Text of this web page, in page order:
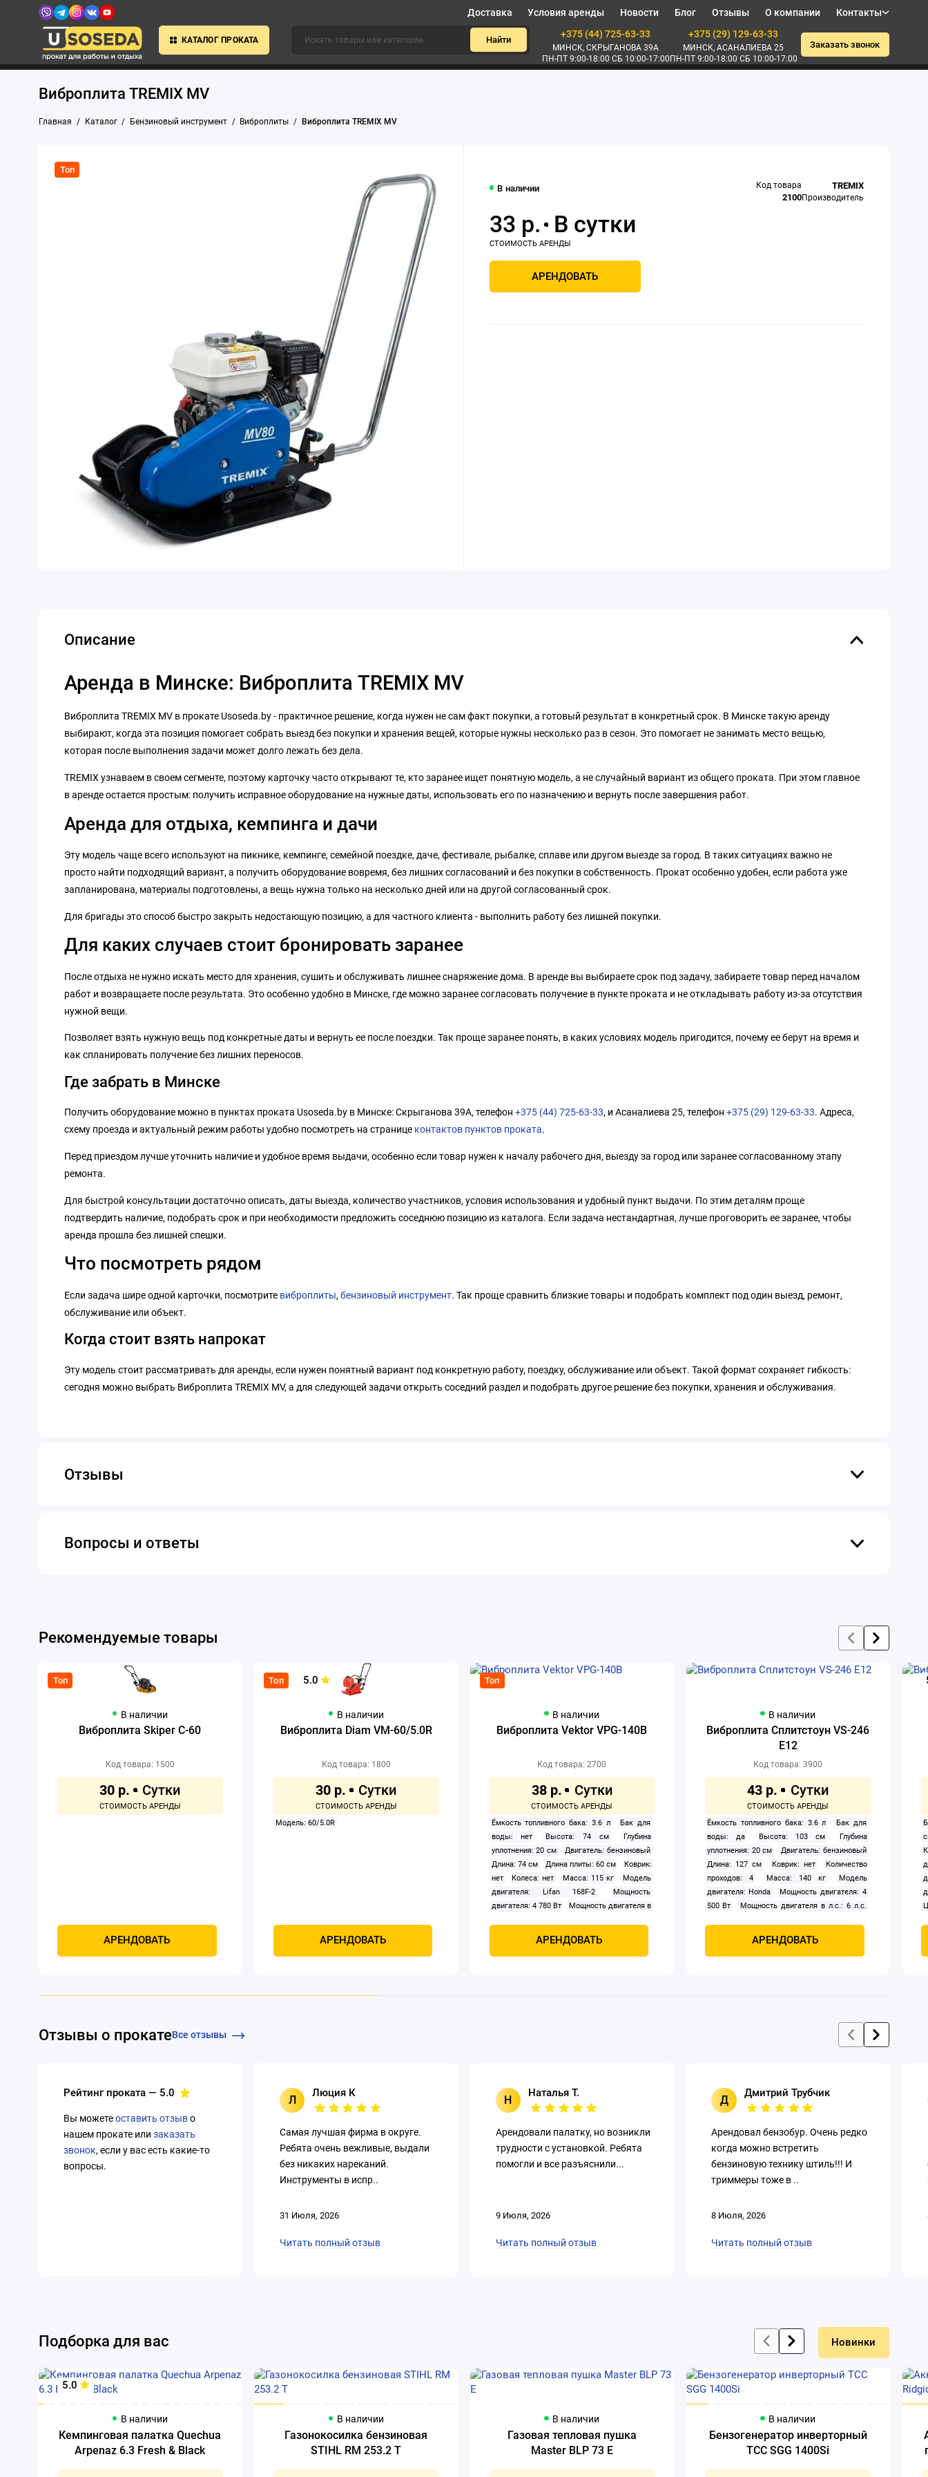
Доставка Условия аренды Новости Блог Отзывы О компании Контакты
КАТАЛОГ ПРОКАТА Найти
+375 (44) 725-63-33
МИНСК, СКРЫГАНОВА 39А
ПН-ПТ 9:00-18:00 СБ 10:00-17:00
+375 (29) 129-63-33
МИНСК, АСАНАЛИЕВА 25
ПН-ПТ 9:00-18:00 СБ 10:00-17:00
Заказать звонок
Виброплита TREMIX MV
Главная Каталог Бензиновый инструмент Виброплиты Виброплита TREMIX MV
Топ
В наличии
Код товара
2100
TREMIX
Производитель
33 р.
АРЕНДОВАТЬ
Описание
Аренда в Минске: Виброплита TREMIX MV
Виброплита TREMIX MV в прокате Usoseda.by - практичное решение, когда нужен не сам факт покупки, а готовый результат в конкретный срок. В Минске такую аренду
выбирают, когда эта позиция помогает собрать выезд без покупки и хранения вещей, которые нужны несколько раз в сезон. Это помогает не занимать место вещью,
которая после выполнения задачи может долго лежать без дела.
TREMIX узнаваем в своем сегменте, поэтому карточку часто открывают те, кто заранее ищет понятную модель, а не случайный вариант из общего проката. При этом главное
в аренде остается простым: получить исправное оборудование на нужные даты, использовать его по назначению и вернуть после завершения работ.
Аренда для отдыха, кемпинга и дачи
Эту модель чаще всего используют на пикнике, кемпинге, семейной поездке, даче, фестивале, рыбалке, сплаве или другом выезде за город. В таких ситуациях важно не
просто найти подходящий вариант, а получить оборудование вовремя, без лишних согласований и без покупки в собственность. Прокат особенно удобен, если работа уже
запланирована, материалы подготовлены, а вещь нужна только на несколько дней или на другой согласованный срок.
Для бригады это способ быстро закрыть недостающую позицию, а для частного клиента - выполнить работу без лишней покупки.
Для каких случаев стоит бронировать заранее
После отдыха не нужно искать место для хранения, сушить и обслуживать лишнее снаряжение дома. В аренде вы выбираете срок под задачу, забираете товар перед началом
работ и возвращаете после результата. Это особенно удобно в Минске, где можно заранее согласовать получение в пункте проката и не откладывать работу из-за отсутствия
нужной вещи.
Позволяет взять нужную вещь под конкретные даты и вернуть ее после поездки. Так проще заранее понять, в каких условиях модель пригодится, почему ее берут на время и
как спланировать получение без лишних переносов.
Где забрать в Минске
Получить оборудование можно в пунктах проката Usoseda.by в Минске: Скрыганова 39А, телефон +375 (44) 725-63-33, и Асаналиева 25, телефон +375 (29) 129-63-33. Адреса,
схему проезда и актуальный режим работы удобно посмотреть на странице контактов пунктов проката.
Перед приездом лучше уточнить наличие и удобное время выдачи, особенно если товар нужен к началу рабочего дня, выезду за город или заранее согласованному этапу
ремонта.
Для быстрой консультации достаточно описать, даты выезда, количество участников, условия использования и удобный пункт выдачи. По этим деталям проще
подтвердить наличие, подобрать срок и при необходимости предложить соседнюю позицию из каталога. Если задача нестандартная, лучше проговорить ее заранее, чтобы
аренда прошла без лишней спешки.
Что посмотреть рядом
Если задача шире одной карточки, посмотрите виброплиты, бензиновый инструмент. Так проще сравнить близкие товары и подобрать комплект под один выезд, ремонт,
обслуживание или объект.
Когда стоит взять напрокат
Эту модель стоит рассматривать для аренды, если нужен понятный вариант под конкретную работу, поездку, обслуживание или объект. Такой формат сохраняет гибкость:
сегодня можно выбрать Виброплита TREMIX MV, а для следующей задачи открыть соседний раздел и подобрать другое решение без покупки, хранения и обслуживания.
Отзывы
Вопросы и ответы
Рекомендуемые товары
Топ
В наличии
Виброплита Skiper C-60
Код товара: 1500
30 р.
АРЕНДОВАТЬ
Топ 5.0
В наличии
Виброплита Diam VM-60/5.0R
Код товара: 1800
30 р.
Модель: 60/5.0R
АРЕНДОВАТЬ
Топ
В наличии
Виброплита Vektor VPG-140B
Код товара: 2700
38 р.
Ёмкость топливного бака: 3.6 л
Бак для
воды: нет
Высота: 74 см
Глубина
уплотнения: 20 см
Двигатель: бензиновый
Длина: 74 см
Длина плиты: 60 см
Коврик:
нет
Колеса: нет Масса: 115 кг
Модель
двигателя: Lifan 168F-2
Мощность
двигателя: 4 780 Вт
Мощность двигателя в
Реверс: нет
АРЕНДОВАТЬ
В наличии
Виброплита Сплитстоун VS-246
E12
Код товара: 3900
43 р.
Ёмкость топливного бака: 3.6 л
Бак для
воды: да
Высота: 103 см
Глубина
уплотнения: 20 см
Двигатель: бензиновый
Длина: 127 см
Коврик: нет
Количество
проходов: 4
Масса: 140 кг
Модель
двигателя: Honda
Мощность двигателя: 4
500 Вт
Мощность двигателя в л.с.: 6 л.с.
АРЕНДОВАТЬ
Отзывы о прокатеВсе отзывы
Рейтинг проката — 5.0
Вы можетеоставить отзыво
нашем прокате илизаказать
звонок, если у вас есть какие-то
вопросы.
Л
Люция К
Самая лучшая фирма в округе.
Ребята очень вежливые, выдали
без никаких нареканий.
Инструменты в испр..
31 Июля, 2026
Читать полный отзыв
Н
Наталья Т.
Арендовали палатку, но возникли
трудности с установкой. Ребята
помогли и все разъяснили...
9 Июля, 2026
Читать полный отзыв
Д
Дмитрий Трубчик
Арендовал бензобур. Очень редко
когда можно встретить
бензиновую технику штиль!!! И
триммеры тоже в ..
8 Июля, 2026
Читать полный отзыв
Подборка для вас Новинки
5.0
В наличии
Кемпинговая палатка Quechua
Arpenaz 6.3 Fresh & Black
В наличии
Газонокосилка бензиновая
STIHL RM 253.2 T
В наличии
Газовая тепловая пушка
Master BLP 73 E
В наличии
Бензогенератор инверторный
ТСС SGG 1400Si